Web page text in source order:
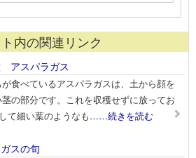
内の関連リンク
アスパラガス
食べているアスパラガスは、土から顔を
の部分です。これを収穫せずに放ってお
て細い葉のようなも……続きを読む
スの旬